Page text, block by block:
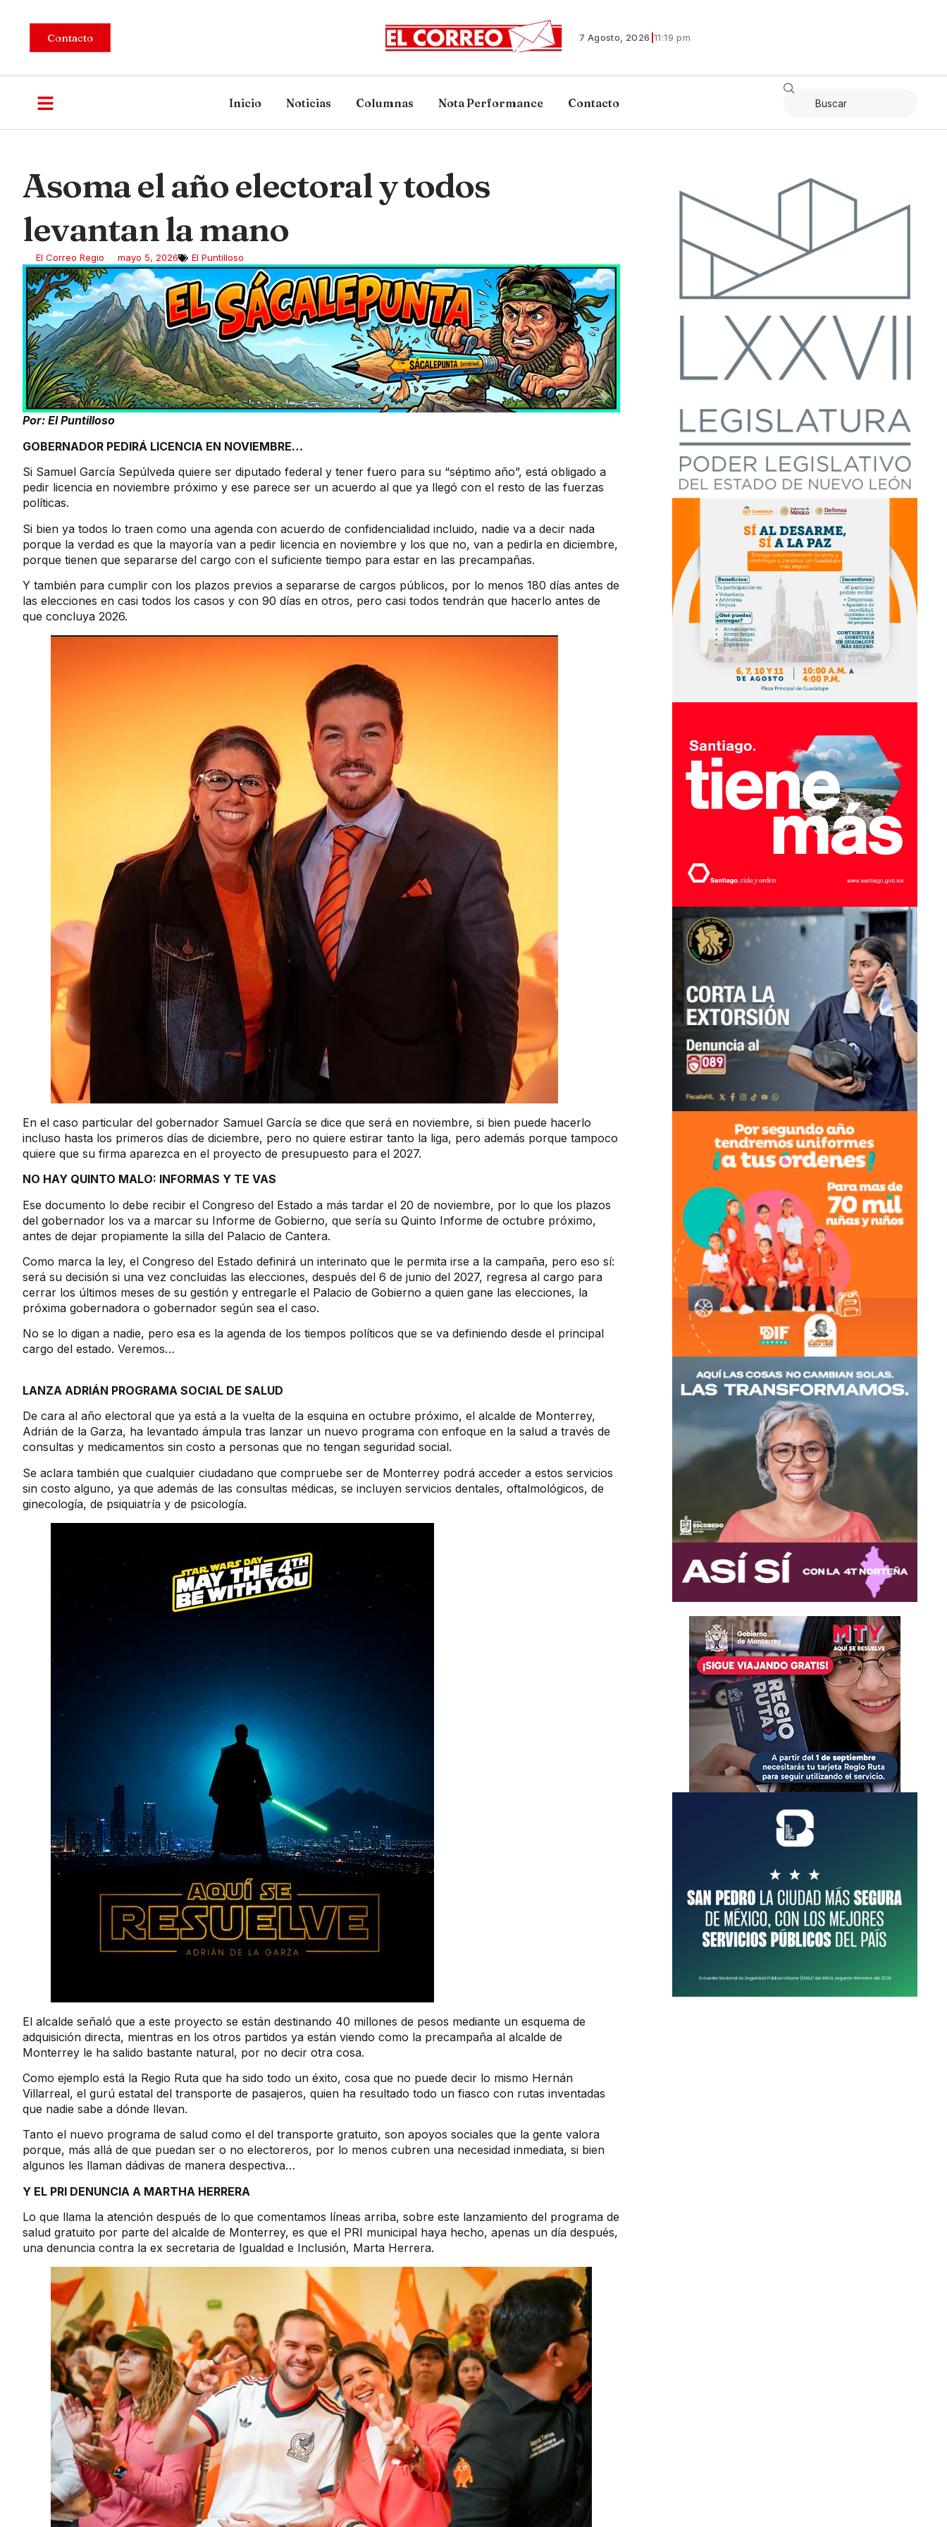
Contacto 7 Agosto, 2026 |11:19 pm
Inicio Noticias Columnas Nota Performance Contacto
Asoma el año electoral y todos
levantan la mano
El Correo Regio mayo 5, 2026 El Puntilloso
Por: El Puntilloso
GOBERNADOR PEDIRÁ LICENCIA EN NOVIEMBRE…
Si Samuel García Sepúlveda quiere ser diputado federal y tener fuero para su “séptimo año”, está obligado a
pedir licencia en noviembre próximo y ese parece ser un acuerdo al que ya llegó con el resto de las fuerzas
políticas.
Si bien ya todos lo traen como una agenda con acuerdo de confidencialidad incluido, nadie va a decir nada
porque la verdad es que la mayoría van a pedir licencia en noviembre y los que no, van a pedirla en diciembre,
porque tienen que separarse del cargo con el suficiente tiempo para estar en las precampañas.
Y también para cumplir con los plazos previos a separarse de cargos públicos, por lo menos 180 días antes de
las elecciones en casi todos los casos y con 90 días en otros, pero casi todos tendrán que hacerlo antes de
que concluya 2026.
En el caso particular del gobernador Samuel García se dice que será en noviembre, si bien puede hacerlo
incluso hasta los primeros días de diciembre, pero no quiere estirar tanto la liga, pero además porque tampoco
quiere que su firma aparezca en el proyecto de presupuesto para el 2027.
NO HAY QUINTO MALO: INFORMAS Y TE VAS
Ese documento lo debe recibir el Congreso del Estado a más tardar el 20 de noviembre, por lo que los plazos
del gobernador los va a marcar su Informe de Gobierno, que sería su Quinto Informe de octubre próximo,
antes de dejar propiamente la silla del Palacio de Cantera.
Como marca la ley, el Congreso del Estado definirá un interinato que le permita irse a la campaña, pero eso sí:
será su decisión si una vez concluidas las elecciones, después del 6 de junio del 2027, regresa al cargo para
cerrar los últimos meses de su gestión y entregarle el Palacio de Gobierno a quien gane las elecciones, la
próxima gobernadora o gobernador según sea el caso.
No se lo digan a nadie, pero esa es la agenda de los tiempos políticos que se va definiendo desde el principal
cargo del estado. Veremos…
LANZA ADRIÁN PROGRAMA SOCIAL DE SALUD
De cara al año electoral que ya está a la vuelta de la esquina en octubre próximo, el alcalde de Monterrey,
Adrián de la Garza, ha levantado ámpula tras lanzar un nuevo programa con enfoque en la salud a través de
consultas y medicamentos sin costo a personas que no tengan seguridad social.
Se aclara también que cualquier ciudadano que compruebe ser de Monterrey podrá acceder a estos servicios
sin costo alguno, ya que además de las consultas médicas, se incluyen servicios dentales, oftalmológicos, de
ginecología, de psiquiatría y de psicología.
El alcalde señaló que a este proyecto se están destinando 40 millones de pesos mediante un esquema de
adquisición directa, mientras en los otros partidos ya están viendo como la precampaña al alcalde de
Monterrey le ha salido bastante natural, por no decir otra cosa.
Como ejemplo está la Regio Ruta que ha sido todo un éxito, cosa que no puede decir lo mismo Hernán
Villarreal, el gurú estatal del transporte de pasajeros, quien ha resultado todo un fiasco con rutas inventadas
que nadie sabe a dónde llevan.
Tanto el nuevo programa de salud como el del transporte gratuito, son apoyos sociales que la gente valora
porque, más allá de que puedan ser o no electoreros, por lo menos cubren una necesidad inmediata, si bien
algunos les llaman dádivas de manera despectiva…
Y EL PRI DENUNCIA A MARTHA HERRERA
Lo que llama la atención después de lo que comentamos líneas arriba, sobre este lanzamiento del programa de
salud gratuito por parte del alcalde de Monterrey, es que el PRI municipal haya hecho, apenas un día después,
una denuncia contra la ex secretaria de Igualdad e Inclusión, Marta Herrera.